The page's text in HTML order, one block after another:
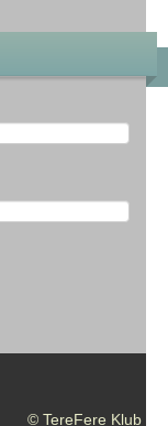
© TereFere Klub